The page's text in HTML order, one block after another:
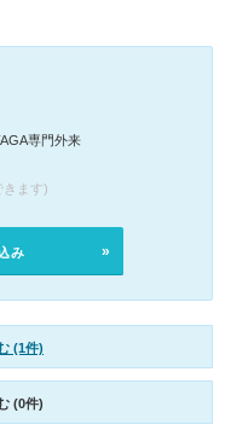
専門外来
きます)
み
(1件)
(0件)